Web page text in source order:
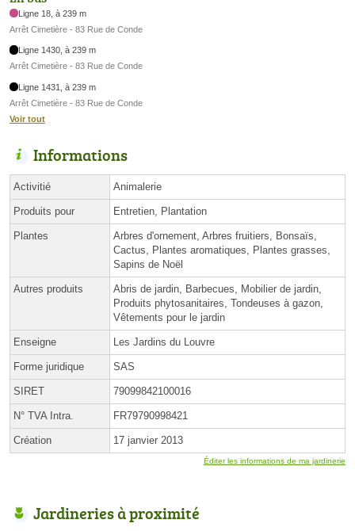
Ligne 18, à 239 m
Arrêt Cimetière - 83 Rue de Conde
Ligne 1430, à 239 m
Arrêt Cimetière - 83 Rue de Conde
Ligne 1431, à 239 m
Arrêt Cimetière - 83 Rue de Conde
Voir tout
Informations
Activitié Animalerie
Produits pour Entretien, Plantation
Plantes
Arbres d'ornement, Arbres fruitiers, Bonsaïs,
Cactus, Plantes aromatiques, Plantes grasses,
Sapins de Noël
Autres produits
Abris de jardin, Barbecues, Mobilier de jardin,
Produits phytosanitaires, Tondeuses à gazon,
Vêtements pour le jardin
Enseigne Les Jardins du Louvre
Forme juridique SAS
SIRET 79099842100016
N° TVA Intra. FR79790998421
Création 17 janvier 2013
Éditer les informations de ma jardinerie
Jardineries à proximité